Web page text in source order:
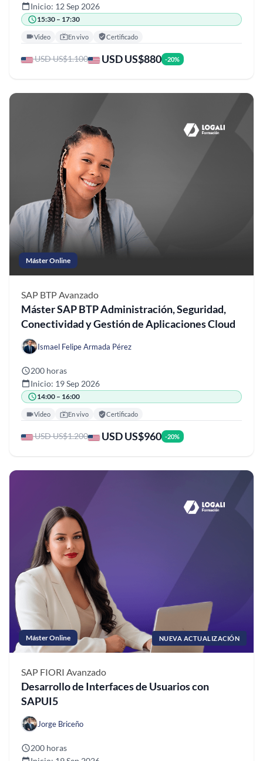
Inicio: 12 Sep 2026
15:30 – 17:30
Video En vivo Certificado
USD US$1.100 USD US$880 -20%
Máster Online
SAP BTP Avanzado
Máster SAP BTP Administración, Seguridad,
Conectividad y Gestión de Aplicaciones Cloud
Ismael Felipe Armada Pérez
200 horas
Inicio: 19 Sep 2026
14:00 – 16:00
Video En vivo Certificado
USD US$1.200 USD US$960 -20%
Máster Online NUEVA ACTUALIZACIÓN
SAP FIORI Avanzado
Desarrollo de Interfaces de Usuarios con
SAPUI5
Jorge Briceño
200 horas